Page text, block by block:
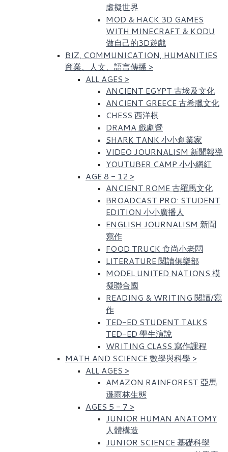
虛擬世界
MOD & HACK 3D GAMES
WITH MINECRAFT & KODU
做自己的3D遊戲
BIZ, COMMUNICATION, HUMANITIES
商業、人文、語言傳播 >
ALL AGES >
ANCIENT EGYPT 古埃及文化​
ANCIENT GREECE 古希臘文化
CHESS 西洋棋
DRAMA 戲劇營
SHARK TANK 小小創業家
VIDEO JOURNALISM 新聞報導
YOUTUBER CAMP 小小網紅
AGE 8 - 12 >
ANCIENT ROME 古羅馬文化​
BROADCAST PRO: STUDENT
EDITION 小小廣播人
ENGLISH JOURNALISM 新聞
寫作​
FOOD TRUCK 食尚小老闆
LITERATURE 閱讀俱樂部
MODEL UNITED NATIONS 模
擬聯合國
READING & WRITING 閱讀/寫
作
TED-ED STUDENT TALKS
TED-ED 學生演說
WRITING CLASS 寫作課程
MATH AND SCIENCE 數學與科學 >
ALL AGES >
AMAZON RAINFOREST 亞馬
遜雨林生態
AGES 5 - 7 >
JUNIOR HUMAN ANATOMY
人體構造
JUNIOR SCIENCE 基礎科學